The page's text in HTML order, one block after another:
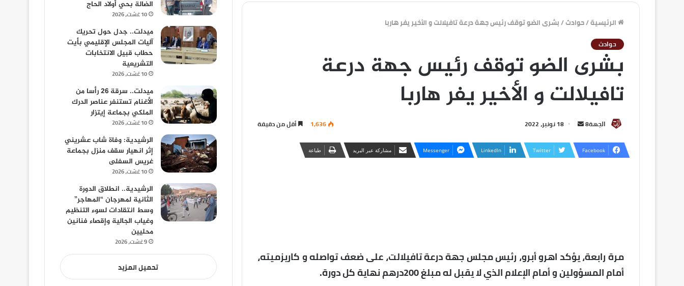
الرئيسية/حوادث/بشرى الضو توقف رئيس جهة درعة تافيلالت و الأخير يفر هاربا
حوادث
بشرى الضو توقف رئيس جهة درعة
تافيلالت و الأخير يفر هاربا
الجهة8 18 نونبر، 2022 1,636 أقل من دقيقة
Facebook
Twitter
LinkedIn
Messenger مشاركة عبر البريد طباعة
مرة رابعة، يؤكد اهرو أبرو، رئيس مجلس جهة درعة تافيلالت، على ضعف تواصله و كاريزميته،
أمام المسؤولين و أمام الإعلام الذي لا يقبل له مبلغ 200درهم نهاية كل دورة.
الضالة بحي أولاد الحاج
10 غشت، 2026
ميدلت.. جدل حول تحريك
آليات المجلس الإقليمي بأيت
حطاب قبيل الانتخابات
التشريعية
10 غشت، 2026
ميدلت.. سرقة 26 رأسا من
الأغنام تستنفر عناصر الدرك
الملكي بجماعة إيتزار
10 غشت، 2026
الرشيدية: وفاة شاب عشريني
إثر انهيار سقف منزل بجماعة
غريس السفلى
10 غشت، 2026
الرشيدية.. انطلاق الدورة
الثانية لمهرجان “المهاجر”
وسط انتقادات لسوء التنظيم
وغياب الجالية وإقصاء فنانين
محليين
9 غشت، 2026
تحميل المزيد